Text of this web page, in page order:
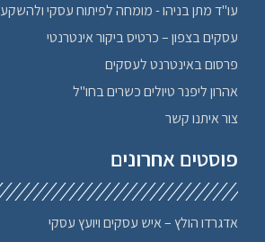
לימודים בצפון
מחזור
מיני ברים בצפון
מעגן מיכאל
משחקים
נדלן בצפון
ניקוי שטיחים בצפון
ספא / עיסוי
עו"ד מתן בניהו - מומחה לפיתוח עסקי
עסקים בצפון – כרטיס ביקור אינטרנטי
פרסום באינטרנט לעסקים
אהרון ליפנר טיולים כשרים בחו"ל
צור איתנו קשר
פוסטים אחרונים
אדגרדו הולץ – איש עסקים ויועץ עסקי